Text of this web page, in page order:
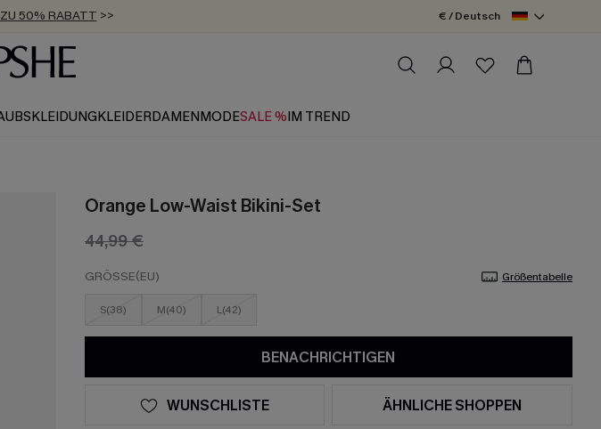
50% RABATT >>
20% EXTRA ERHALTEN
AB 89 €
€ / Deutsch
KLEIDERDAMENMODESALE %IM TREND
Orange Low-Waist Bikini-Set
44,99 €
GRÖSSE(EU) Größentabelle
S(38) M(40) L(42)
BENACHRICHTIGEN
WUNSCHLISTE ÄHNLICHE SHOPPEN